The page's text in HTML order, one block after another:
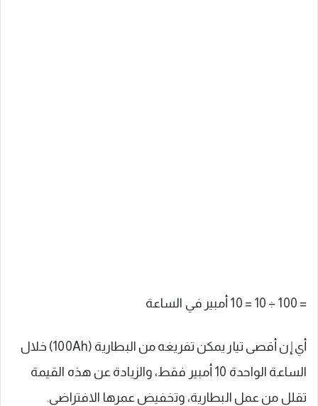
= 100 ÷ 10 = 10 أمبير في الساعة
أي إن أقصى تيار يمكن تفريغه من البطارية (100Ah) خلال
الساعة الواحدة 10 أمبير فقط، والزيادة عن هذه القيمة
تقلل من عمل البطارية، وتخفيض عمرها الافتراضي.